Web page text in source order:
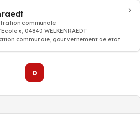
communale
6, 04840 WELKENRAEDT
communale, gourvernement de etat
0